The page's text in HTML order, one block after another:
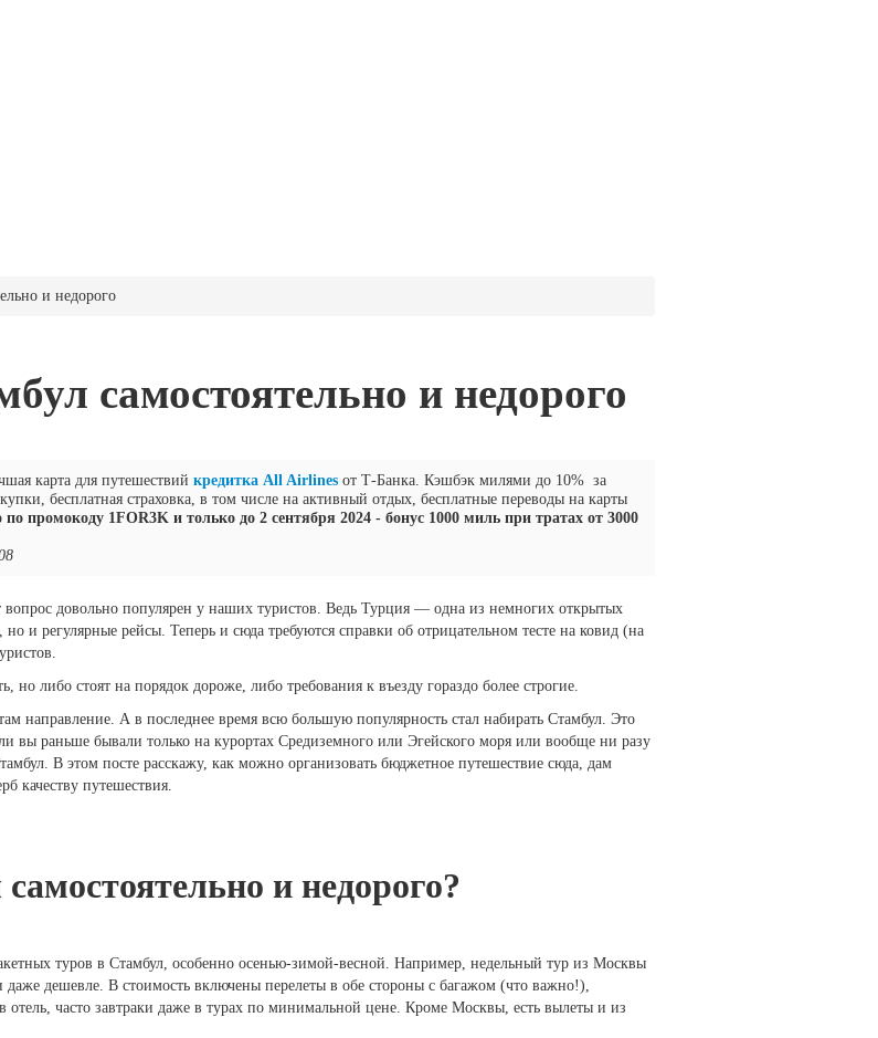
и недорого
самостоятельно и недорого
карта для путешествий кредитка All Airlines от Т-Банка. Кэшбэк милями до 10% за
бесплатная страховка, в том числе на активный отдых, бесплатные переводы на карты
по промокоду 1FOR3K и только до 2 сентября 2024 - бонус 1000 миль при тратах от 3000
вопрос довольно популярен у наших туристов. Ведь Турция — одна из немногих открытых
и регулярные рейсы. Теперь и сюда требуются справки об отрицательном тесте на ковид (на
либо стоят на порядок дороже, либо требования к въезду гораздо более строгие.
направление. А в последнее время всю большую популярность стал набирать Стамбул. Это
раньше бывали только на курортах Средиземного или Эгейского моря или вообще ни разу
В этом посте расскажу, как можно организовать бюджетное путешествие сюда, дам
качеству путешествия.
и недорого?
туров в Стамбул, особенно осенью-зимой-весной. Например, недельный тур из Москвы
даже дешевле. В стоимость включены перелеты в обе стороны с багажом (что важно!),
отель, часто завтраки даже в турах по минимальной цене. Кроме Москвы, есть вылеты и из